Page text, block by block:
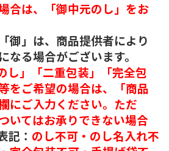
合は、「御中元のし」をお
御」は、商品提供者により
なる場合がございます。
し」「二重包装」「完全包
をご希望の場合は、「商品
にご入力ください。ただ
いてはお承りできない場合
記： のし不可・のし名入れ不